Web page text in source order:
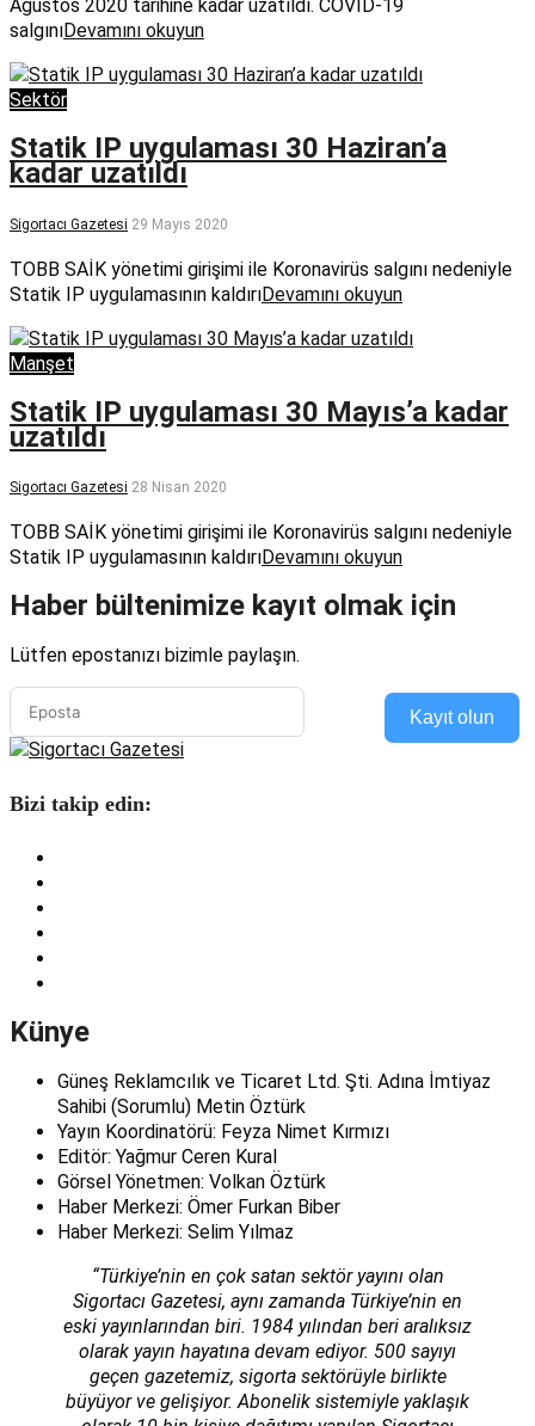
Ağustos 2020 tarihine kadar uzatıldı. COVID-19
salgınıDevamını okuyun
Sektör
Statik IP uygulaması 30 Haziran’a
kadar uzatıldı
Sigortacı Gazetesi 29 Mayıs 2020
TOBB SAİK yönetimi girişimi ile Koronavirüs salgını nedeniyle
Statik IP uygulamasının kaldırıDevamını okuyun
Manşet
Statik IP uygulaması 30 Mayıs’a kadar
uzatıldı
Sigortacı Gazetesi 28 Nisan 2020
TOBB SAİK yönetimi girişimi ile Koronavirüs salgını nedeniyle
Statik IP uygulamasının kaldırıDevamını okuyun
Haber bültenimize kayıt olmak için
Lütfen epostanızı bizimle paylaşın.
Kayıt olun
Bizi takip edin:
Künye
Güneş Reklamcılık ve Ticaret Ltd. Şti. Adına İmtiyaz
Sahibi (Sorumlu) Metin Öztürk
Yayın Koordinatörü: Feyza Nimet Kırmızı
Editör: Yağmur Ceren Kural
Görsel Yönetmen: Volkan Öztürk
Haber Merkezi: Ömer Furkan Biber
Haber Merkezi: Selim Yılmaz
“Türkiye’nin en çok satan sektör yayını olan
Sigortacı Gazetesi, aynı zamanda Türkiye’nin en
eski yayınlarından biri. 1984 yılından beri aralıksız
olarak yayın hayatına devam ediyor. 500 sayıyı
geçen gazetemiz, sigorta sektörüyle birlikte
büyüyor ve gelişiyor. Abonelik sistemiyle yaklaşık